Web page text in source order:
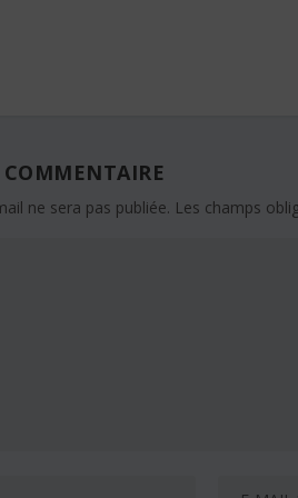
ne sera pas publiée. Les champs